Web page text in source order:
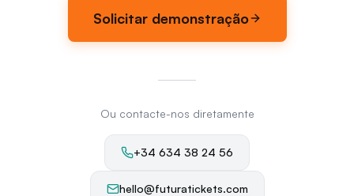
Solicitar demonstração
Ou contacte-nos diretamente
+34 634 38 24 56
hello@futuratickets.com